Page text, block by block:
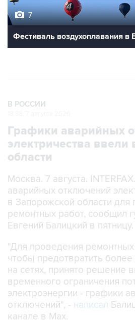
7
Фестиваль воздухоплавания в
В РОССИИ
Графики аварийных
электричества ввели
области
Москва. 7 августа.
аварийных отключений
в Запорожской области для
ремонтных работ, сообщил
Евгений Балицкий в пятницу.
"Для проведения
чтобы предотвратить
на сетях, принято решение
временного ограничения
электроэнергии - графики
отключений", - написал
канале в Max.